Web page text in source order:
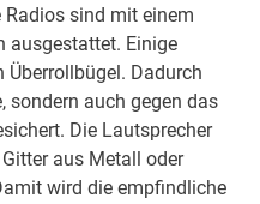
Radios sind mit einem
ausgestattet. Einige
Dadurch
sondern auch gegen das
Die Lautsprecher
aus Metall oder
wird die empfindliche